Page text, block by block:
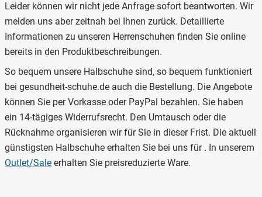
Leider können wir nicht jede Anfrage sofort beantworten. Wir
melden uns aber zeitnah bei Ihnen zurück. Detaillierte
Informationen zu unseren Herrenschuhen finden Sie online
bereits in den Produktbeschreibungen.
So bequem unsere Halbschuhe sind, so bequem funktioniert
bei gesundheit-schuhe.de auch die Bestellung. Die Angebote
können Sie per Vorkasse oder PayPal bezahlen. Sie haben
ein 14-tägiges Widerrufsrecht. Den Umtausch oder die
Rücknahme organisieren wir für Sie in dieser Frist. Die aktuell
günstigsten Halbschuhe erhalten Sie bei uns für . In unserem
Outlet/Sale erhalten Sie preisreduzierte Ware.